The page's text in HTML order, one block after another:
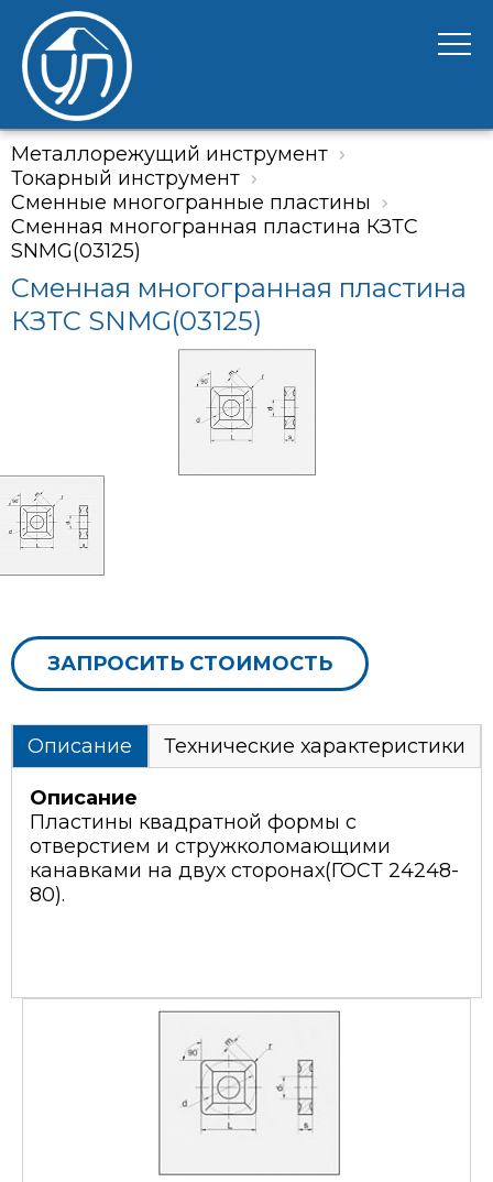
Металлорежущий инструмент
Токарный инструмент
Сменные многогранные пластины
Сменная многогранная пластина КЗТС
SNMG(03125)
Сменная многогранная пластина
КЗТС SNMG(03125)
ЗАПРОСИТЬ СТОИМОСТЬ
Описание Технические характеристики
Описание
Пластины квадратной формы с
отверстием и стружколомающими
канавками на двух сторонах(ГОСТ 24248-
80).